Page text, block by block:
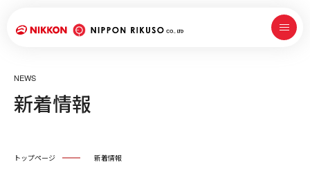
NEWS
新着情報
トップページ 新着情報